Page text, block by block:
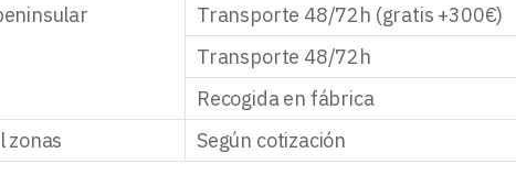
Transporte 48/72h (gratis +300€)
Transporte 48/72h
Recogida en fábrica
zonas
Según cotización